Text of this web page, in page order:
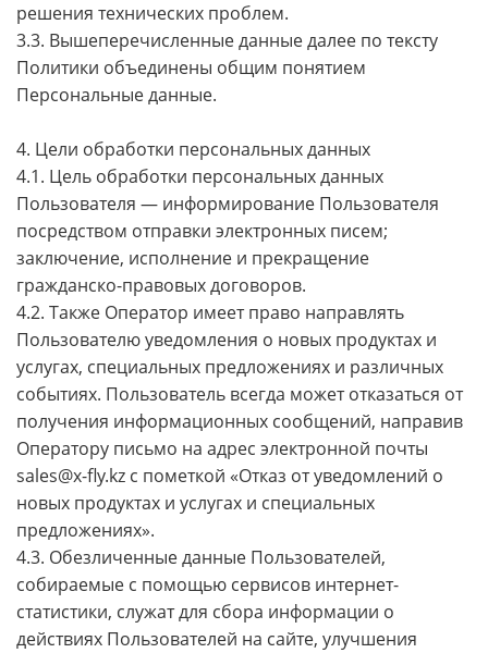
решения технических проблем.
3.3. Вышеперечисленные данные далее по тексту
Политики объединены общим понятием
Персональные данные.
4. Цели обработки персональных данных
4.1. Цель обработки персональных данных
Пользователя — информирование Пользователя
посредством отправки электронных писем;
заключение, исполнение и прекращение
гражданско-правовых договоров.
4.2. Также Оператор имеет право направлять
Пользователю уведомления о новых продуктах и
услугах, специальных предложениях и различных
событиях. Пользователь всегда может отказаться от
получения информационных сообщений, направив
Оператору письмо на адрес электронной почты
sales@x-fly.kz с пометкой «Отказ от уведомлений о
новых продуктах и услугах и специальных
предложениях».
4.3. Обезличенные данные Пользователей,
собираемые с помощью сервисов интернет-
статистики, служат для сбора информации о
действиях Пользователей на сайте, улучшения